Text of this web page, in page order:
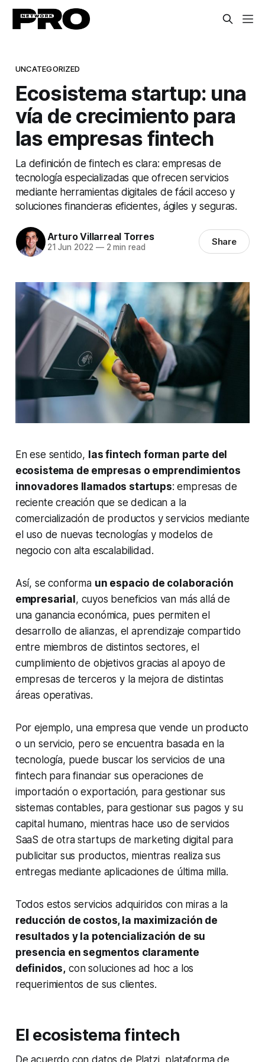
UNCATEGORIZED
Ecosistema startup: una
vía de crecimiento para
las empresas fintech
La definición de fintech es clara: empresas de
tecnología especializadas que ofrecen servicios
mediante herramientas digitales de fácil acceso y
soluciones financieras eficientes, ágiles y seguras.
Arturo Villarreal Torres
21 Jun 2022 —2 min read Share
En ese sentido, las fintech forman parte del
ecosistema de empresas o emprendimientos
innovadores llamados startups: empresas de
reciente creación que se dedican a la
comercialización de productos y servicios mediante
el uso de nuevas tecnologías y modelos de
negocio con alta escalabilidad.
Así, se conforma un espacio de colaboración
empresarial, cuyos beneficios van más allá de
una ganancia económica, pues permiten el
desarrollo de alianzas, el aprendizaje compartido
entre miembros de distintos sectores, el
cumplimiento de objetivos gracias al apoyo de
empresas de terceros y la mejora de distintas
áreas operativas.
Por ejemplo, una empresa que vende un producto
o un servicio, pero se encuentra basada en la
tecnología, puede buscar los servicios de una
fintech para financiar sus operaciones de
importación o exportación, para gestionar sus
sistemas contables, para gestionar sus pagos y su
capital humano, mientras hace uso de servicios
SaaS de otra startups de marketing digital para
publicitar sus productos, mientras realiza sus
entregas mediante aplicaciones de última milla.
Todos estos servicios adquiridos con miras a la
reducción de costos, la maximización de
resultados y la potencialización de su
presencia en segmentos claramente
definidos, con soluciones ad hoc a los
requerimientos de sus clientes.
El ecosistema fintech
De acuerdo con datos de Platzi, plataforma de